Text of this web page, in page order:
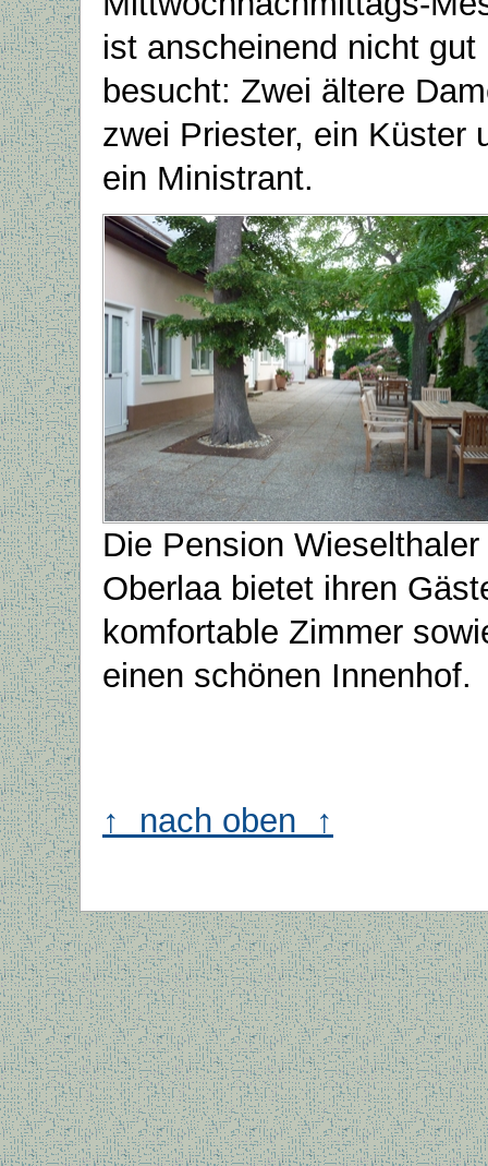
ist anscheinend nicht gut
besucht: Zwei ältere
zwei Priester, ein Küster
ein Ministrant.
Die Pension Wieselthaler
Oberlaa bietet ihren
komfortable Zimmer
einen schönen Innenhof.
↑ nach oben ↑